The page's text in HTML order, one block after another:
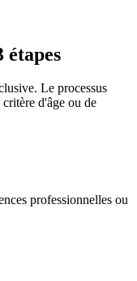
étapes
Le processus
d'âge ou de
professionnelles ou